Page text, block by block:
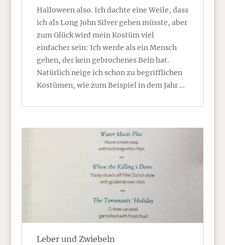
Halloween also. Ich dachte eine Weile, dass
ich als Long John Silver gehen müsste, aber
zum Glück wird mein Kostüm viel
einfacher sein: Ich werde als ein Mensch
gehen, der kein gebrochenes Bein hat.
Natürlich neige ich schon zu begrifflichen
Kostümen, wie zum Beispiel in dem Jahr …
Leber und Zwiebeln